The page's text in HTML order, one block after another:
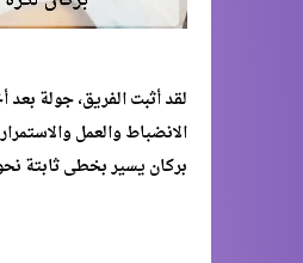
لقد أثبت الفريق، جولة
الانضباط والعمل
بركان يسير بخطى ثابتة